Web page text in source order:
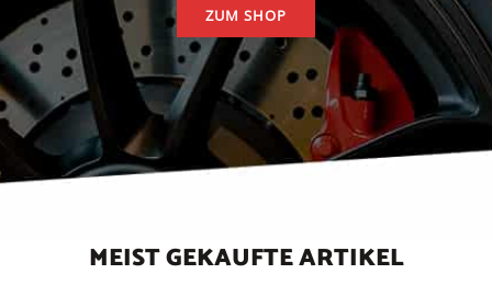
ZUM SHOP
MEIST GEKAUFTE ARTIKEL